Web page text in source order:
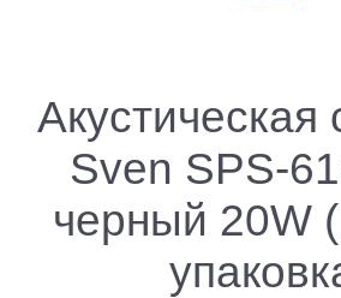
Акустическая
Sven SPS-
черный 20W